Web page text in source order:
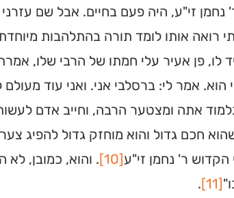
נחמן זי"ע, היה פעם בחיים. אבל שם
רואה אותו לומד תורה בהתלהבות
לו, פן אעיר עלי חמתו של הרבי שלו,
הוא. אמר לי: ברסלבי אני. ואני עוד
אתה ומצטער הרבה, וחייב אדם
חכם גדול והוא מוחזק גדול להפיג
הקדוש ר' נחמן זי"ע[10]
. והוא, כמובן, לא
[11]
.